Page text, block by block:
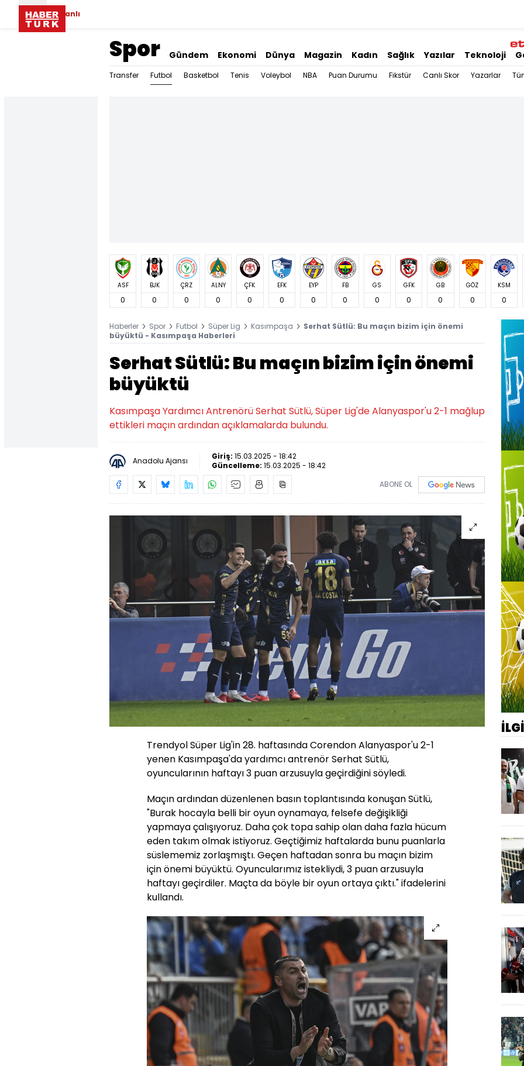
Canlı
Spor Gündem Ekonomi Dünya Magazin Kadın Sağlık Yazılar Teknoloji
Transfer Futbol Basketbol Tenis Voleybol NBA Puan Durumu Fikstür Canlı Skor Yazarlar
ASF
0
BJK
0
ÇRZ
0
ALNY
0
ÇFK
0
EFK
0
EYP
0
FB
0
GS
0
GFK
0
GB
0
GÖZ
0
KSM
0
Haberler Spor Futbol Süper Lig Kasımpaşa
Serhat Sütlü: Bu maçın bizim için önemi
büyüktü - Kasımpaşa Haberleri
Serhat Sütlü: Bu maçın bizim için önemi
büyüktü
Kasımpaşa Yardımcı Antrenörü Serhat Sütlü, Süper Lig'de Alanyaspor'u 2-1 mağlup
ettikleri maçın ardından açıklamalarda bulundu.
Anadolu Ajansı Giriş: 15.03.2025 - 18:42
Güncelleme: 15.03.2025 - 18:42
ABONE OL
Trendyol Süper Lig'in 28. haftasında Corendon Alanyaspor'u 2-1
yenen Kasımpaşa'da yardımcı antrenör Serhat Sütlü,
oyuncularının haftayı 3 puan arzusuyla geçirdiğini söyledi.
Maçın ardından düzenlenen basın toplantısında konuşan Sütlü,
"Burak hocayla belli bir oyun oynamaya, felsefe değişikliği
yapmaya çalışıyoruz. Daha çok topa sahip olan daha fazla hücum
eden takım olmak istiyoruz. Geçtiğimiz haftalarda bunu puanlarla
süslememiz zorlaşmıştı. Geçen haftadan sonra bu maçın bizim
için önemi büyüktü. Oyuncularımız istekliydi, 3 puan arzusuyla
haftayı geçirdiler. Maçta da böyle bir oyun ortaya çıktı." ifadelerini
kullandı.